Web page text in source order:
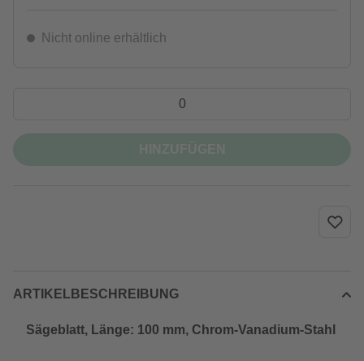
Nicht online erhältlich
ARTIKELBESCHREIBUNG
Sägeblatt, Länge: 100 mm, Chrom-Vanadium-Stahl